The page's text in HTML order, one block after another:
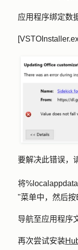
应用程序绑定数
要解决此错误，
将
"菜单中，然后按
导航至应用程序
再次尝试安装